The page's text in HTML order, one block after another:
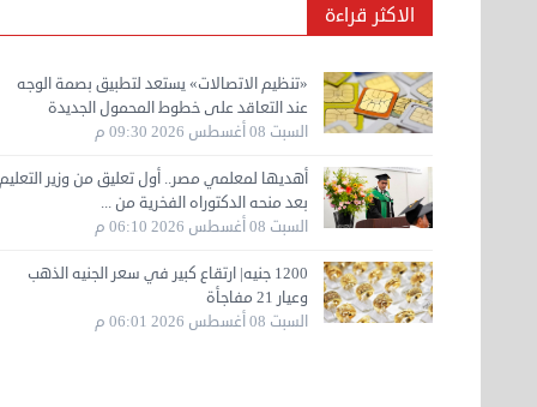
الاكثر قراءة
«تنظيم الاتصالات» يستعد لتطبيق بصمة الوجه
عند التعاقد على خطوط المحمول الجديدة
السبت 08 أغسطس 2026 09:30 م
أهديها لمعلمي مصر.. أول تعليق من وزير التعليم
بعد منحه الدكتوراه الفخرية من ...
السبت 08 أغسطس 2026 06:10 م
1200 جنيه| ارتقاع كبير في سعر الجنيه الذهب
وعيار 21 مفاجأة
السبت 08 أغسطس 2026 06:01 م